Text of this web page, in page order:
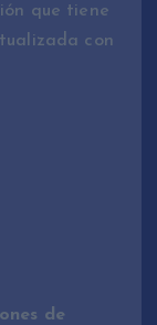
que tiene
con
de